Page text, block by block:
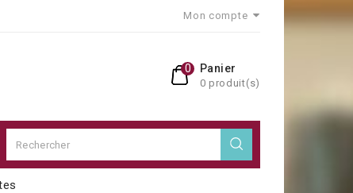
Mon compte
Panier
0 produit(s)
0